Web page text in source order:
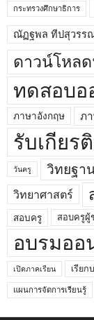
กระทรวงศึกษาธิการ
ณัฏฐพล ทีปสุวรร
ดาวน์โหล
ทดสอบอ
ภาษาอังกฤษ ภ
รับเกียร
วันครู วิทยฐา
วิทยาศาสตร์
สอบครู สอบครูผู้
อบรมออ
เปิดภาคเรียน เรียก
แผนการจัดการเรียนรู้